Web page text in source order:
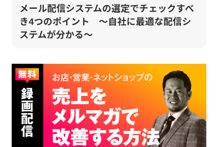
メール配信システムの選定でチェックすべ
き4つのポイント ～自社に最適な配信シ
ステムが分かる～